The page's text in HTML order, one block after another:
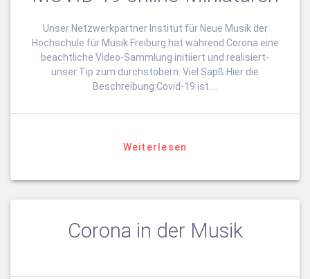
Unser Netzwerkpartner Institut für Neue Musik der
Hochschule für Musik Freiburg hat während Corona eine
beachtliche Video-Sammlung initiiert und realisiert-
unser Tip zum durchstöbern. Viel Sapß Hier die
Beschreibung:Covid-19 ist …
Weiterlesen
Corona in der Musik